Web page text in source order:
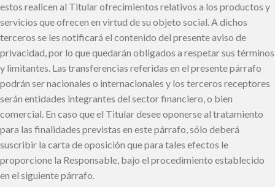
estos realicen al Titular ofrecimientos relativos a los productos y
servicios que ofrecen en virtud de su objeto social. A dichos
terceros se les notificará el contenido del presente aviso de
privacidad, por lo que quedarán obligados a respetar sus términos
y limitantes. Las transferencias referidas en el presente párrafo
podrán ser nacionales o internacionales y los terceros receptores
serán entidades integrantes del sector financiero, o bien
comercial. En caso que el Titular desee oponerse al tratamiento
para las finalidades previstas en este párrafo, sólo deberá
suscribir la carta de oposición que para tales efectos le
proporcione la Responsable, bajo el procedimiento establecido
en el siguiente párrafo.